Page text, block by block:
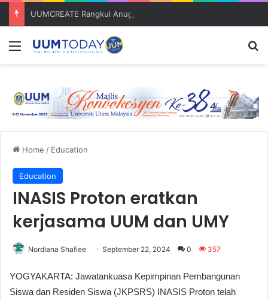
Menu
Home / Education
Education
INASIS Proton eratkan
kerjasama UUM dan UMY
Nordiana Shafiee September 22, 2024 0 357
YOGYAKARTA: Jawatankuasa Kepimpinan Pembangunan
Siswa dan Residen Siswa (JKPSRS) INASIS Proton telah